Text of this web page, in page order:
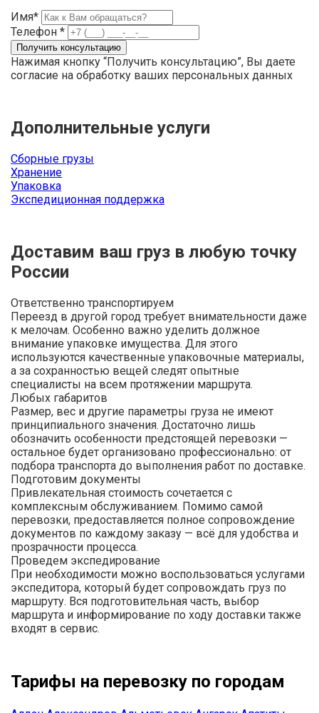
Имя*
Телефон *
Нажимая кнопку “Получить консультацию”, Вы даете
согласие на обработку ваших персональных данных
Дополнительные услуги
Сборные грузы
Хранение
Упаковка
Экспедиционная поддержка
Доставим ваш груз в любую точку
России
Ответственно транспортируем
Переезд в другой город требует внимательности даже
к мелочам. Особенно важно уделить должное
внимание упаковке имущества. Для этого
используются качественные упаковочные материалы,
а за сохранностью вещей следят опытные
специалисты на всем протяжении маршрута.
Любых габаритов
Размер, вес и другие параметры груза не имеют
принципиального значения. Достаточно лишь
обозначить особенности предстоящей перевозки —
остальное будет организовано профессионально: от
подбора транспорта до выполнения работ по доставке.
Подготовим документы
Привлекательная стоимость сочетается с
комплексным обслуживанием. Помимо самой
перевозки, предоставляется полное сопровождение
документов по каждому заказу — всё для удобства и
прозрачности процесса.
Проведем экспедирование
При необходимости можно воспользоваться услугами
экспедитора, который будет сопровождать груз по
маршруту. Вся подготовительная часть, выбор
маршрута и информирование по ходу доставки также
входят в сервис.
Тарифы на перевозку по городам